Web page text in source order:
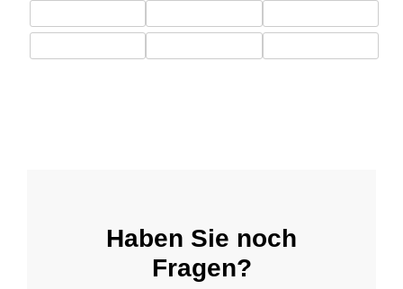
Haben Sie noch
Fragen?